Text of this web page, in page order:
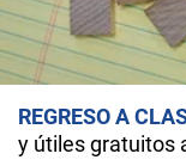
REGRESO A
y útiles gratuitos